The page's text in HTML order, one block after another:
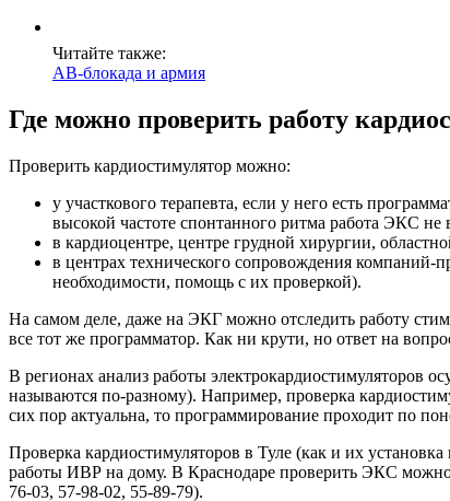
Читайте также:
АВ-блокада и армия
Где можно проверить работу
Проверить кардиостимулятор можно:
у участкового терапевта, если у него есть
высокой частоте спонтанного ритма работа ЭКС не
в кардиоцентре, центре грудной хирургии,
в центрах технического сопровождения компаний-
необходимости, помощь с их проверкой).
На самом деле, даже на ЭКГ можно отследить работу
все тот же программатор. Как ни крути, но ответ на
В регионах анализ работы электрокардиостимуляторов
называются по-разному). Например, проверка
сих пор актуальна, то программирование проходит по
Проверка кардиостимуляторов в Туле (как и их
работы ИВР на дому. В Краснодаре проверить ЭКС можно
76-03, 57-98-02, 55-89-79).